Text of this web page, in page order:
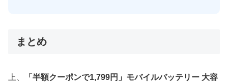
まとめ
上、
「半額クーポンで1,799円」モバイルバッテリー 大容